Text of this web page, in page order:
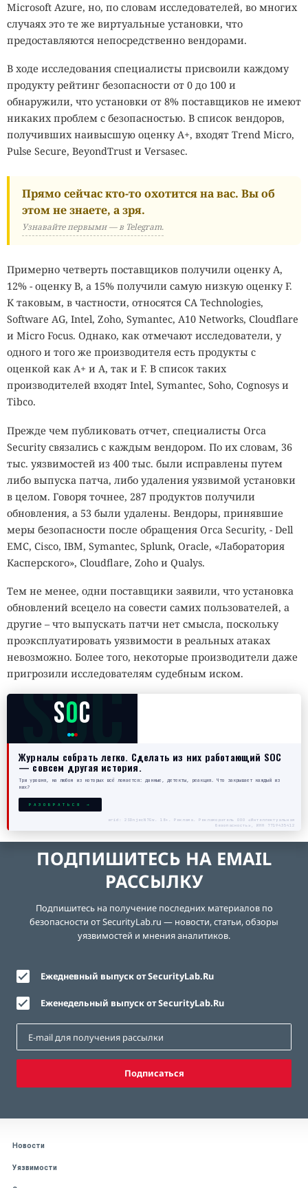
Microsoft Azure, но, по словам исследователей, во многих
случаях это те же виртуальные установки, что
предоставляются непосредственно вендорами.
В ходе исследования специалисты присвоили каждому
продукту рейтинг безопасности от 0 до 100 и
обнаружили, что установки от 8% поставщиков не имеют
никаких проблем с безопасностью. В список вендоров,
получивших наивысшую оценку A+, входят Trend Micro,
Pulse Secure, BeyondTrust и Versasec.
Прямо сейчас кто-то охотится на вас. Вы об
этом не знаете, а зря.
Узнавайте первыми — в Telegram.
Примерно четверть поставщиков получили оценку A,
12% - оценку B, а 15% получили самую низкую оценку F.
К таковым, в частности, относятся CA Technologies,
Software AG, Intel, Zoho, Symantec, A10 Networks, Cloudflare
и Micro Focus. Однако, как отмечают исследователи, у
одного и того же производителя есть продукты с
оценкой как A+ и A, так и F. В список таких
производителей входят Intel, Symantec, Soho, Cognosys и
Tibco.
Прежде чем публиковать отчет, специалисты Orca
Security связались с каждым вендором. По их словам, 36
тыс. уязвимостей из 400 тыс. были исправлены путем
либо выпуска патча, либо удаления уязвимой установки
в целом. Говоря точнее, 287 продуктов получили
обновления, а 53 были удалены. Вендоры, принявшие
меры безопасности после обращения Orca Security, - Dell
EMC, Cisco, IBM, Symantec, Splunk, Oracle, «Лаборатория
Касперского», Cloudflare, Zoho и Qualys.
Тем не менее, одни поставщики заявили, что установка
обновлений всецело на совести самих пользователей, а
другие – что выпускать патчи нет смысла, поскольку
проэксплуатировать уязвимости в реальных атаках
невозможно. Более того, некоторые производители даже
пригрозили исследователям судебным иском.
SOC
SOC
Журналы собрать легко. Сделать из них работающий SOC
— совсем другая история.
Три уровня, на любом из которых всё ломается: данные, детекты, реакция. Что закрывает каждый из
них?
РАЗОБРАТЬСЯ →
erid: 2SDnjecN7Gw. 18+. Реклама. Рекламодатель ООО «Интеллектуальная
безопасность», ИНН 7719435412
ПОДПИШИТЕСЬ НА EMAIL
РАССЫЛКУ
Подпишитесь на получение последних материалов по
безопасности от SecurityLab.ru — новости, статьи, обзоры
уязвимостей и мнения аналитиков.
Ежедневный выпуск от SecurityLab.Ru
Еженедельный выпуск от SecurityLab.Ru
Подписаться
Новости
Уязвимости